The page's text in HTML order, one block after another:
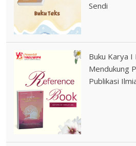
Sendi
Buku Karya
Mendukung
Publikasi